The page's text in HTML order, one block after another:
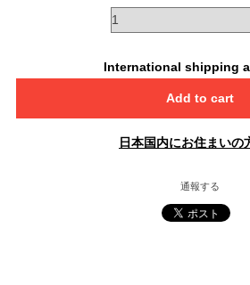
International shipping
Add to cart
日本国内にお住まいの
通報する